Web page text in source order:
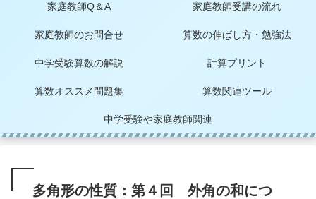
家庭教師Q＆A 家庭教師受講の流れ
家庭教師のお問合せ 算数の伸ばし方・勉強法
中学受験算数の解説 計算プリント
算数オススメ問題集 算数関連ツール
中学受験や家庭教師関連
多角形の性質：第４回 外角の和につ